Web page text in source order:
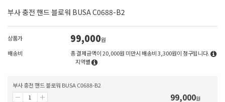
부사 충전 핸드 블로워 BUSA C0688-B2
상품가 99,000원
배송비
총 결제금액이 20,000원 미만시 배송비 3,300원이 청구됩니다.
지역별
부사 충전 핸드 블로워 BUSA C0688-B2
99,000원